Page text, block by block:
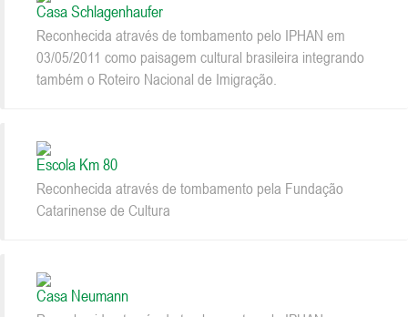
Casa Schlagenhaufer
Reconhecida através de tombamento pelo IPHAN em
03/05/2011 como paisagem cultural brasileira integrando
também o Roteiro Nacional de Imigração.
Escola Km 80
Reconhecida através de tombamento pela Fundação
Catarinense de Cultura
Casa Neumann